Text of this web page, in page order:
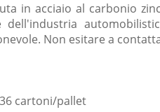
in acciaio al carbonio
Non esitare a
cartoni/pallet